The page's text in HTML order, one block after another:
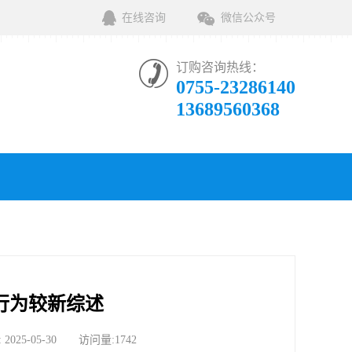
在线咨询 微信公众号
订购咨询热线：
0755-23286140
13689560368
为较新综述
2025-05-30 访问量:1742